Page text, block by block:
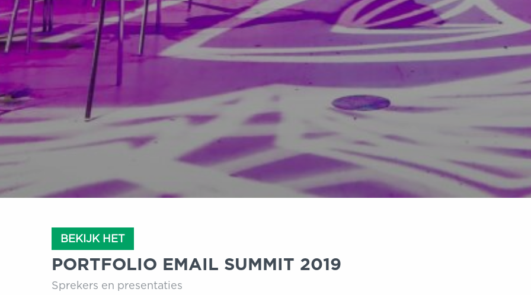
BEKIJK HET
PORTFOLIO EMAIL SUMMIT 2019
Sprekers en presentaties